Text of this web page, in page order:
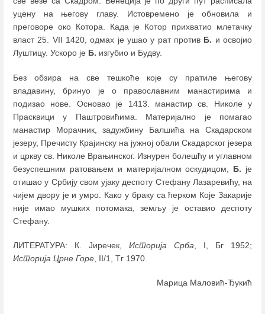
уцену на његову главу. Истовремено је обновила и
преговоре око Котора. Када је Котор прихватио млетачку
власт 25. VII 1420, одмах је ушао у рат против Б. и освојио
Луштицу. Ускоро је Б. изгубио и Будву.
Без обзира на све тешкоће које су пратиле његову
владавину, бринуо је о православним манастирима и
подизао нове. Основао је 1413. манастир св. Николе у
Прасквици у Паштровићима. Материјално је помагао
манастир Морачник, задужбину Балшића на Скадарском
језеру, Пречисту Крајинску на јужној обали Скадарског језера
и цркву св. Николе Врањинског. Изнурен болешћу и углавном
безуспешним ратовањем и материјалном оскудицом, Б. је
отишао у Србију свом ујаку деспоту Стефану Лазаревићу, на
чијем двору је и умро. Како у браку са ћерком Које Закарије
није имао мушких потомака, земљу је оставио деспоту
Стефану.
ЛИТЕРАТУРА: К. Јиречек, Историја Срба , I, Бг 1952;
Историја Црне Горе , II/1, Тг 1970.
Марица Маловић-Ђукић